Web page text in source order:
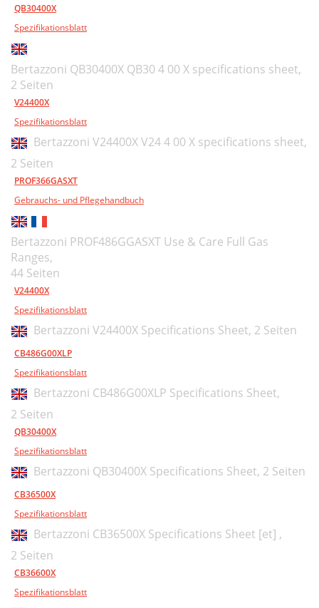
QB30400X
Spezifikationsblatt
Bertazzoni QB30400X QB30 4 00 X specifications sheet,
2 Seiten
V24400X
Spezifikationsblatt
Bertazzoni V24400X V24 4 00 X specifications sheet,
2 Seiten
PROF366GASXT
Gebrauchs- und Pflegehandbuch
Bertazzoni PROF486GGASXT Use & Care Full Gas
Ranges,
44 Seiten
V24400X
Spezifikationsblatt
Bertazzoni V24400X Specifications Sheet, 2 Seiten
CB486G00XLP
Spezifikationsblatt
Bertazzoni CB486G00XLP Specifications Sheet,
2 Seiten
QB30400X
Spezifikationsblatt
Bertazzoni QB30400X Specifications Sheet, 2 Seiten
CB36500X
Spezifikationsblatt
Bertazzoni CB36500X Specifications Sheet [et] ,
2 Seiten
CB36600X
Spezifikationsblatt